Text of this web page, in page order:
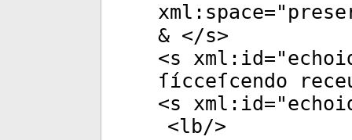
xml:space="
& </s>
<s xml:id="
ſícceſcendo
<s xml:id="
<lb/>